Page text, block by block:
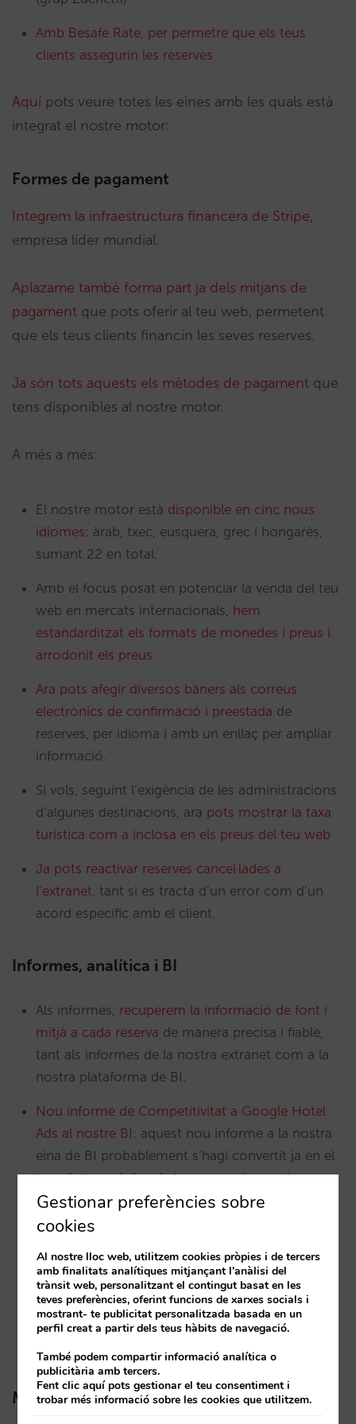
Amb Besafe Rate, per permetre que els teus
clients assegurin les reserves
Aquí pots veure totes les eines amb les quals està
integrat el nostre motor:
Formes de pagament
Integrem la infraestructura financera de Stripe,
empresa líder mundial.
Aplazame també forma part ja dels mitjans de
pagament que pots oferir al teu web, permetent
que els teus clients financin les seves reserves.
Ja són tots aquests els mètodes de pagament que
tens disponibles al nostre motor.
A més a més:
El nostre motor està disponible en cinc nous
idiomes: àrab, txec, eusquera, grec i hongarès,
sumant 22 en total.
Amb el focus posat en potenciar la venda del teu
web en mercats internacionals, hem
estandarditzat els formats de monedes i preus i
arrodonit els preus
Ara pots afegir diversos bàners als correus
electrònics de confirmació i preestada de
reserves, per idioma i amb un enllaç per ampliar
informació.
Si vols, seguint l’exigència de les administracions
d’algunes destinacions, ara pots mostrar la taxa
turística com a inclosa en els preus del teu web
Ja pots reactivar reserves cancel·lades a
l’extranet , tant si es tracta d’un error com d’un
acord específic amb el client.
Informes, analítica i BI
Als informes, recuperem la informació de font i
mitjà a cada reserva de manera precisa i fiable,
tant als informes de la nostra extranet com a la
nostra plataforma de BI.
Nou informe de Competitivitat a Google Hotel
Ads al nostre BI : aquest nou informe a la nostra
eina de BI probablement s’hagi convertit ja en el
teu aliat per vigilar els teus preus i ser més
competitiu, que, com ens hauràs sentit dir més
d’una vegada, és clau per l’èxit de la teva venda
Compara amb l’any -1,-2 o -3… tu decideixes
Amb la nostra eina de Business Intelligence
podràs comparar-te amb l’any que prefereixis
Mirai Metasearch
Gestionar preferències sobre
cookies
Al nostre lloc web, utilitzem cookies pròpies i de tercers
amb finalitats analítiques mitjançant l'anàlisi del
trànsit web, personalitzant el contingut basat en les
teves preferències, oferint funcions de xarxes socials i
mostrant- te publicitat personalitzada basada en un
perfil creat a partir dels teus hàbits de navegació.
També podem compartir informació analítica o
publicitària amb tercers.
Fent clic aquí pots gestionar el teu consentiment i
trobar més informació sobre les cookies que utilitzem.